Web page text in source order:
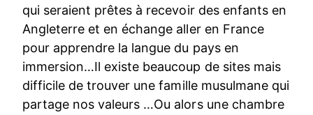
qui seraient prêtes à recevoir des enfants en
Angleterre et en échange aller en France
pour apprendre la langue du pays en
immersion…Il existe beaucoup de sites mais
difficile de trouver une famille musulmane qui
partage nos valeurs …Ou alors une chambre